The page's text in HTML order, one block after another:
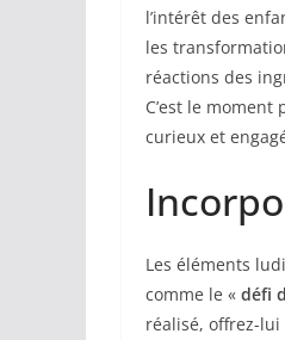
l’intérêt des
les
réactions des
C’est le
curieux et
Les éléments
comme le « défi
réalisé, offrez-